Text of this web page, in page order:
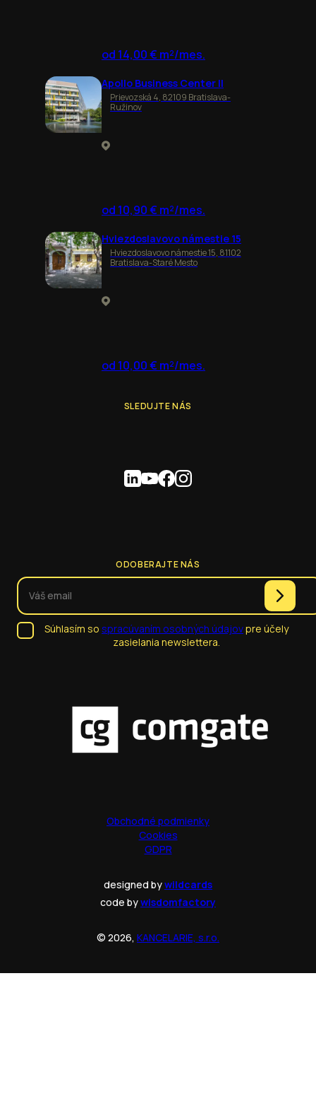
od 14,00 € m²/mes.
Apollo Business Center II
Prievozská 4, 82109 Bratislava-
Ružinov
od 10,90 € m²/mes.
Hviezdoslavovo námestie 15
Hviezdoslavovo námestie 15, 81102
Bratislava-Staré Mesto
od 10,00 € m²/mes.
SLEDUJTE NÁS
ODOBERAJTE NÁS
Súhlasím so spracúvaním osobných údajovpre účely
zasielania newslettera.
Obchodné podmienky
Cookies
GDPR
designed bywildcards
code bywisdomfactory
© 2026, KANCELARIE, s.r.o.